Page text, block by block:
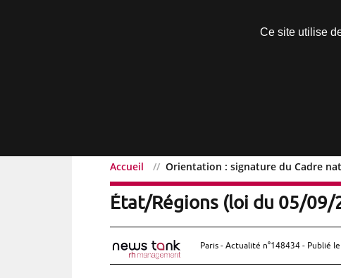
Accueil Orientation : signature du Cadre
Orientation : signature du
État/Régions (loi du 05/09/
Paris - Actualité n°148434 - Publié le
Ce site utilise